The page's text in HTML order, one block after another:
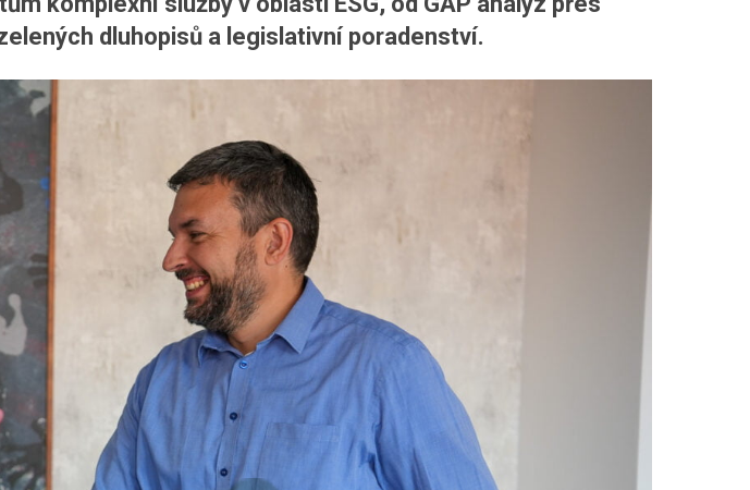
dluhopisů a legislativní poradenství.